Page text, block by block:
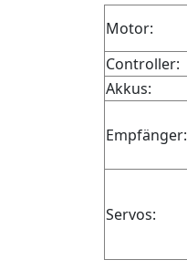
Motor:
Controller:
Akkus:
Empfänger:
Servos: